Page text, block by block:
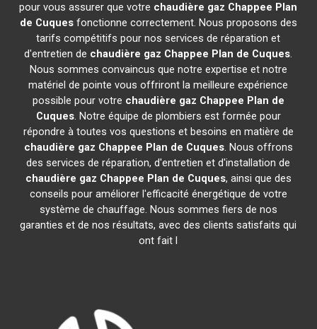
pour vous assurer que votre chaudière gaz Chappee Plan
de Cuquesfonctionne correctement. Nous proposons des
tarifs compétitifs pour nos services de réparation et
d'entretien de chaudière gaz Chappee Plan de Cuques.
Nous sommes convaincus que notre expertise et notre
matériel de pointe vous offriront la meilleure expérience
possible pour votre chaudière gaz Chappee Plan de
Cuques. Notre équipe de plombiers est formée pour
répondre à toutes vos questions et besoins en matière de
chaudière gaz Chappee Plan de Cuques. Nous offrons
des services de réparation, d'entretien et d'installation de
chaudière gaz Chappee Plan de Cuques, ainsi que des
conseils pour améliorer l'efficacité énergétique de votre
système de chauffage. Nous sommes fiers de nos
garanties et de nos résultats, avec des clients satisfaits qui
ont fait l